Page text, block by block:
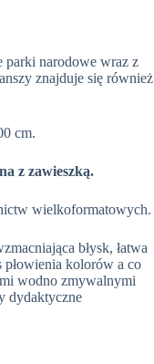
parki narodowe wraz z
znajduje się również
cm.
z zawieszką.
wielkoformatowych.
błysk, łatwa
płowienia kolorów a co
wodno zmywalnymi
dydaktyczne